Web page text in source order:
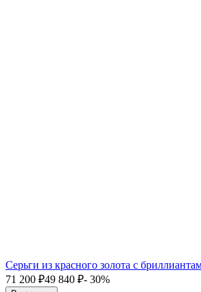
Серьги из красного золота с
71 200 ₽49 840 ₽- 30%